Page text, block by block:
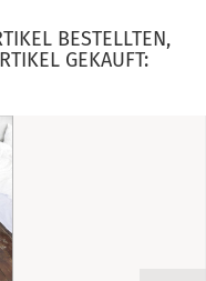
BESTELLTEN,
GEKAUFT: